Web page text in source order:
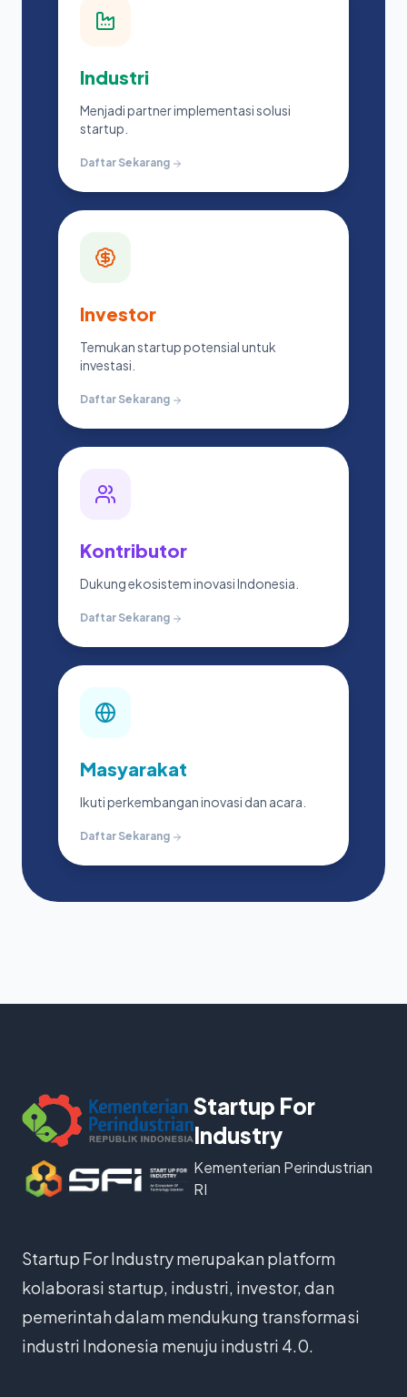
Industri
Menjadi partner implementasi solusi
startup.
Daftar Sekarang
Investor
Temukan startup potensial untuk
investasi.
Daftar Sekarang
Kontributor
Dukung ekosistem inovasi Indonesia.
Daftar Sekarang
Masyarakat
Ikuti perkembangan inovasi dan acara.
Daftar Sekarang
Startup For
Industry
Kementerian Perindustrian
RI
Startup For Industry merupakan platform
kolaborasi startup, industri, investor, dan
pemerintah dalam mendukung transformasi
industri Indonesia menuju industri 4.0.